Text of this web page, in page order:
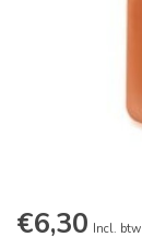
€6,30 Incl. btw